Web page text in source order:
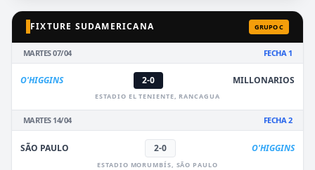
FIXTURE SUDAMERICANA GRUPO C
MARTES 07/04 FECHA 1
O'HIGGINS 2-0 MILLONARIOS
ESTADIO EL TENIENTE, RANCAGUA
MARTES 14/04 FECHA 2
SÃO PAULO 2-0 O'HIGGINS
ESTADIO MORUMBÍS, SÃO PAULO